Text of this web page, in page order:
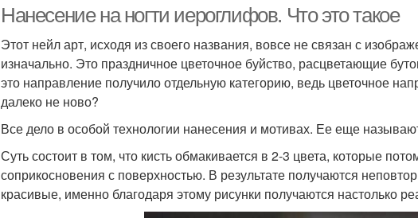
Нанесение на ногти иероглифов. Что это такое
Этот нейл арт, исходя из своего названия, вовсе не связан с
изначально. Это праздничное цветочное буйство, расцветающие
это направление получило отдельную категорию, ведь цветочное
далеко не ново?
Все дело в особой технологии нанесения и мотивах. Ее еще
Суть состоит в том, что кисть обмакивается в 2-3 цвета, которые
соприкосновения с поверхностью. В результате получаются
красивые, именно благодаря этому рисунки получаются настолько